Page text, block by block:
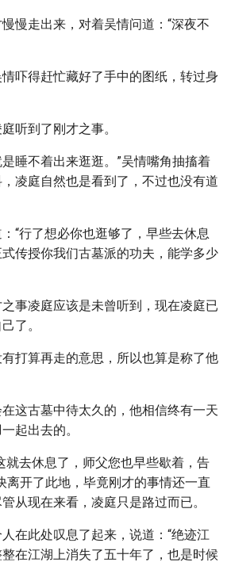
慢走出来，对着吴情问道：“深夜不
吓得赶忙藏好了手中的图纸，转过身
听到了刚才之事。
睡不着出来逛逛。”吴情嘴角抽搐着
凌庭自然也是看到了，不过也没有道
“行了想必你也逛够了，早些去休息
传授你我们古墓派的功夫，能学多少
事凌庭应该是未曾听到，现在凌庭已
了。
打算再走的意思，所以也算是称了他
这古墓中待太久的，他相信终有一天
起出去的。
就去休息了，师父您也早些歇着，告
离开了此地，毕竟刚才的事情还一直
从现在来看，凌庭只是路过而已。
在此处叹息了起来，说道：“绝迹江
在江湖上消失了五十年了，也是时候